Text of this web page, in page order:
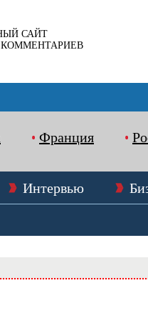
САЙТ
Франция
Интервью